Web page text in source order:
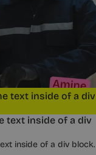
: ce qui
2026 tout
pouvoir recevoir
Les dates
la franchise
d’ici là.
text inside of a div
text inside of a div
inside of a div block.